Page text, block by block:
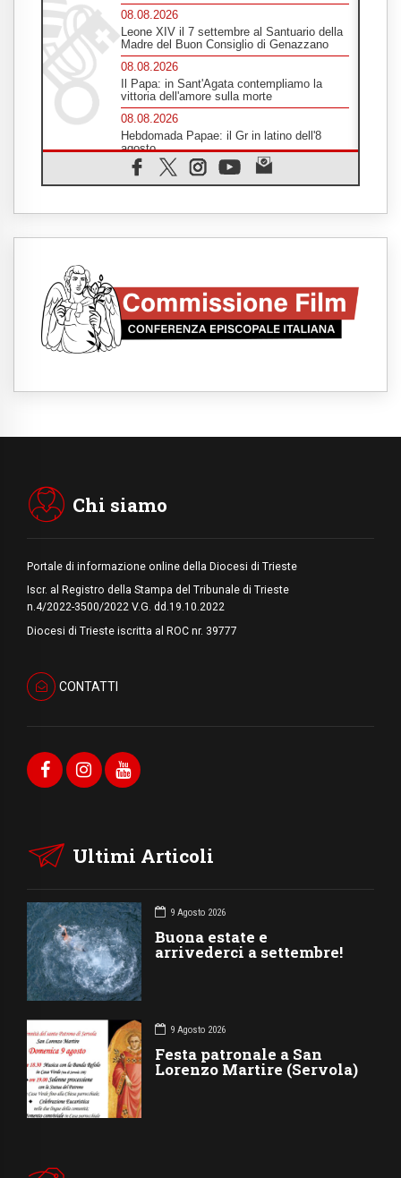
08.08.2026
Leone XIV il 7 settembre al Santuario della
Madre del Buon Consiglio di Genazzano
08.08.2026
Il Papa: in Sant'Agata contempliamo la
vittoria dell'amore sulla morte
08.08.2026
Hebdomada Papae: il Gr in latino dell'8
agosto
08.08.2026
Spin Time, Reina: Cristo non abita nei
senzatetto
08.08.2026
08.08.2026
Argentina, l'arcivescovo Colombo: "La
visita del Papa messaggio di pace e
dignità"
Medio Oriente
Chi siamo
Portale di informazione online della Diocesi di Trieste
Iscr. al Registro della Stampa del Tribunale di Trieste
n.4/2022-3500/2022 V.G. dd.19.10.2022
Diocesi di Trieste iscritta al ROC nr. 39777
CONTATTI
Ultimi Articoli
9 Agosto 2026
Buona estate e
arrivederci a settembre!
9 Agosto 2026
Festa patronale a San
Lorenzo Martire (Servola)